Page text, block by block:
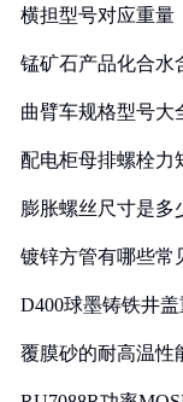
横担型号对应重量
锰矿石产品化合水
曲臂车规格型号大
配电柜母排螺栓力
膨胀螺丝尺寸是多
镀锌方管有哪些常
D400球墨铸铁井
覆膜砂的耐高温性